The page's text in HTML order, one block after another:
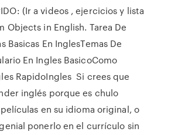
(Ir a videos , ejercicios y lista
Objects in English. Tarea De
Basicas En InglesTemas De
En Ingles BasicoComo
RapidoIngles Si crees que
inglés porque es chulo
en su idioma original, o
ponerlo en el currículo sin